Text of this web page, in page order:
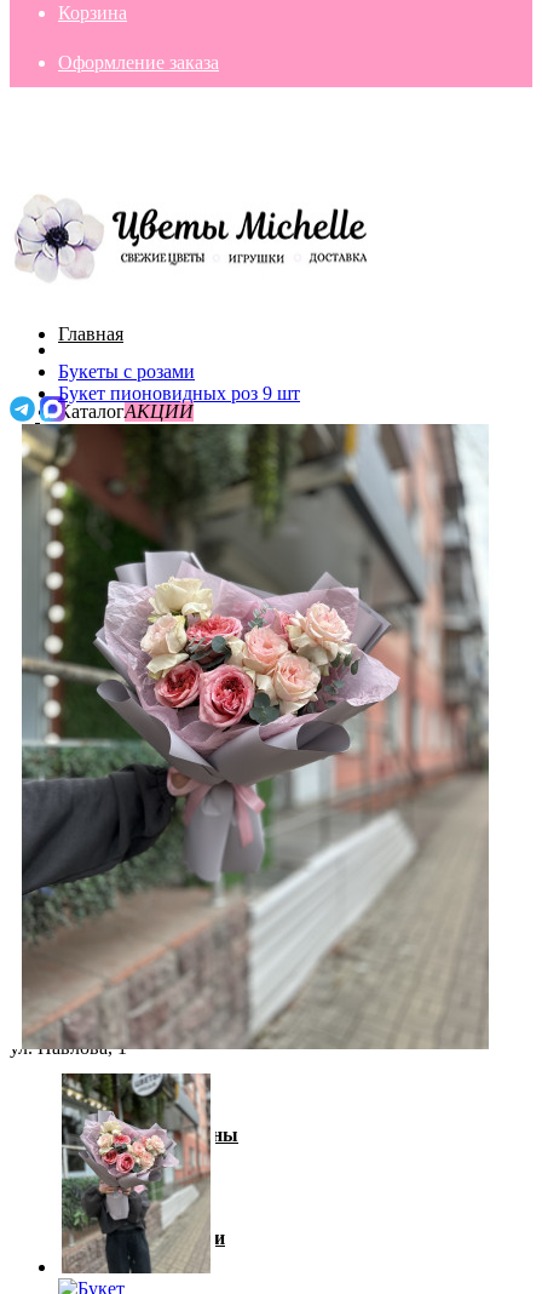
Корзина
Оформление заказа
Главная
КаталогАКЦИИ
Акции
До 3000
Букеты с пионами
Букеты с розами
Сборные букеты
Монобукеты
Цветочные корзины
Шляпные коробки
О нас
Доставка и оплата
Контакты
Поиск
/ 0р.
Ваша корзина пуста!
с 8:00 до 21:00
ул. Карла Маркса, 66/5
ул. Павлова, 1
Букеты с розами
Букет пионовидных роз 9 шт